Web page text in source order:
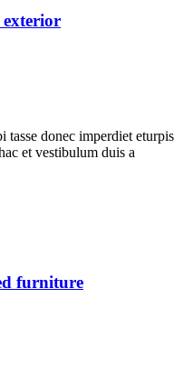
exterior
tasse donec imperdiet eturpis
et vestibulum duis a
furniture